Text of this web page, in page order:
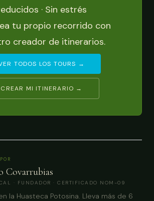
· Sin estrés
tu propio recorrido con
creador de itinerarios.
TODOS LOS TOURS →
CREAR MI ITINERARIO →
Covarrubias
· FUNDADOR · CERTIFICADO NOM-09
la Huasteca Potosina. Lleva más de 6